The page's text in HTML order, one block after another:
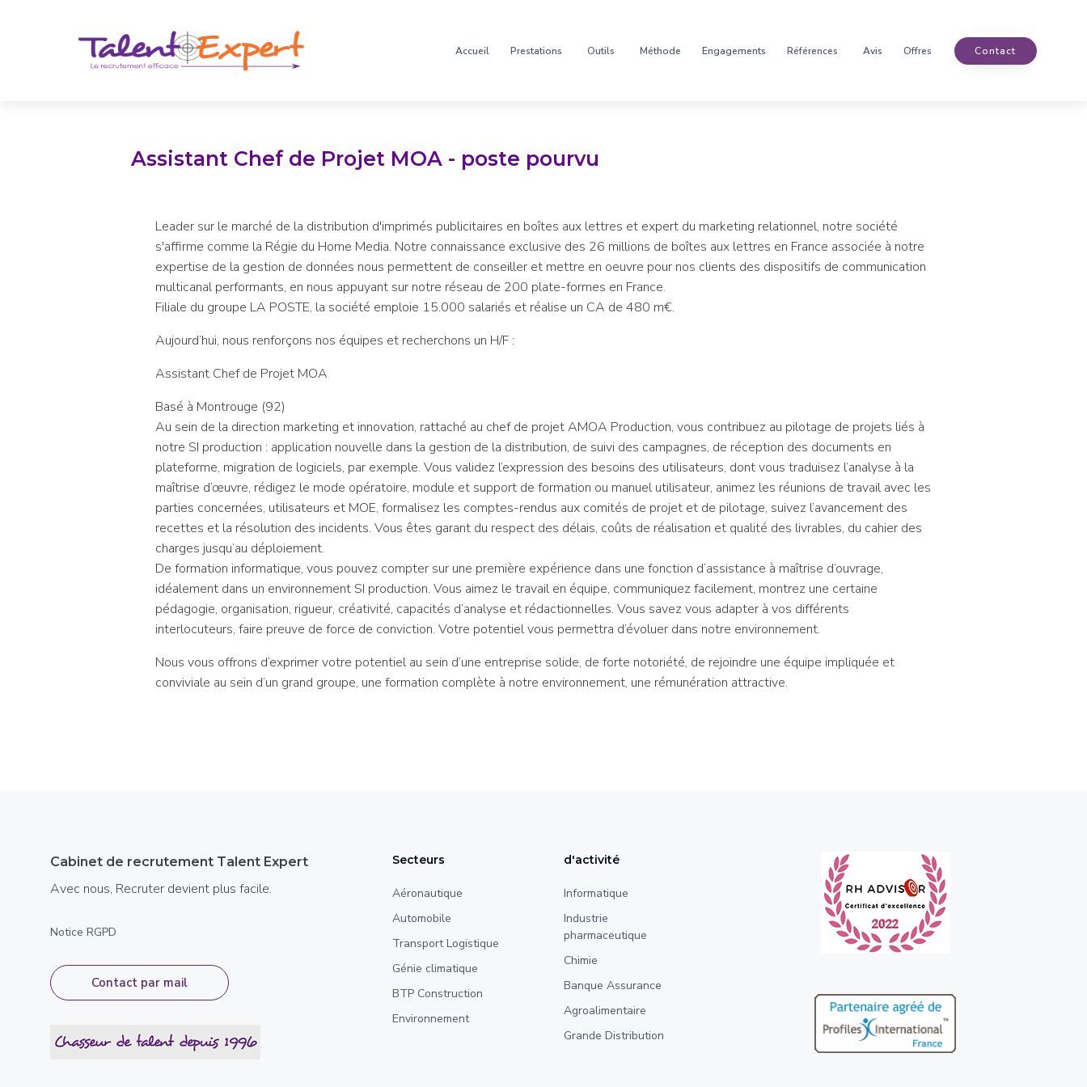
Accueil Prestations Outils Méthode Engagements Références Avis Offres Contact
Assistant Chef de Projet MOA - poste pourvu
Leader sur le marché de la distribution d'imprimés publicitaires en boîtes aux lettres et expert du marketing relationnel, notre société
s'affirme comme la Régie du Home Media. Notre connaissance exclusive des 26 millions de boîtes aux lettres en France associée à notre
expertise de la gestion de données nous permettent de conseiller et mettre en oeuvre pour nos clients des dispositifs de communication
multicanal performants, en nous appuyant sur notre réseau de 200 plate-formes en France.
Filiale du groupe LA POSTE, la société emploie 15.000 salariés et réalise un CA de 480 m€.
Aujourd’hui, nous renforçons nos équipes et recherchons un H/F :
Assistant Chef de Projet MOA
Basé à Montrouge (92)
Au sein de la direction marketing et innovation, rattaché au chef de projet AMOA Production, vous contribuez au pilotage de projets liés à
notre SI production : application nouvelle dans la gestion de la distribution, de suivi des campagnes, de réception des documents en
plateforme, migration de logiciels, par exemple. Vous validez l’expression des besoins des utilisateurs, dont vous traduisez l’analyse à la
maîtrise d’œuvre, rédigez le mode opératoire, module et support de formation ou manuel utilisateur, animez les réunions de travail avec les
parties concernées, utilisateurs et MOE, formalisez les comptes-rendus aux comités de projet et de pilotage, suivez l’avancement des
recettes et la résolution des incidents. Vous êtes garant du respect des délais, coûts de réalisation et qualité des livrables, du cahier des
charges jusqu’au déploiement.
De formation informatique, vous pouvez compter sur une première expérience dans une fonction d’assistance à maîtrise d’ouvrage,
idéalement dans un environnement SI production. Vous aimez le travail en équipe, communiquez facilement, montrez une certaine
pédagogie, organisation, rigueur, créativité, capacités d’analyse et rédactionnelles. Vous savez vous adapter à vos différents
interlocuteurs, faire preuve de force de conviction. Votre potentiel vous permettra d’évoluer dans notre environnement.
Nous vous offrons d’exprimer votre potentiel au sein d’une entreprise solide, de forte notoriété, de rejoindre une équipe impliquée et
conviviale au sein d’un grand groupe, une formation complète à notre environnement, une rémunération attractive.
Cabinet de recrutement Talent Expert
Avec nous, Recruter devient plus facile.
Notice RGPD
Contact par mail
Secteurs
Aéronautique
Automobile
Transport Logistique
Génie climatique
BTP Construction
Environnement
d'activité
Informatique
Industrie
pharmaceutique
Chimie
Banque Assurance
Agroalimentaire
Grande Distribution